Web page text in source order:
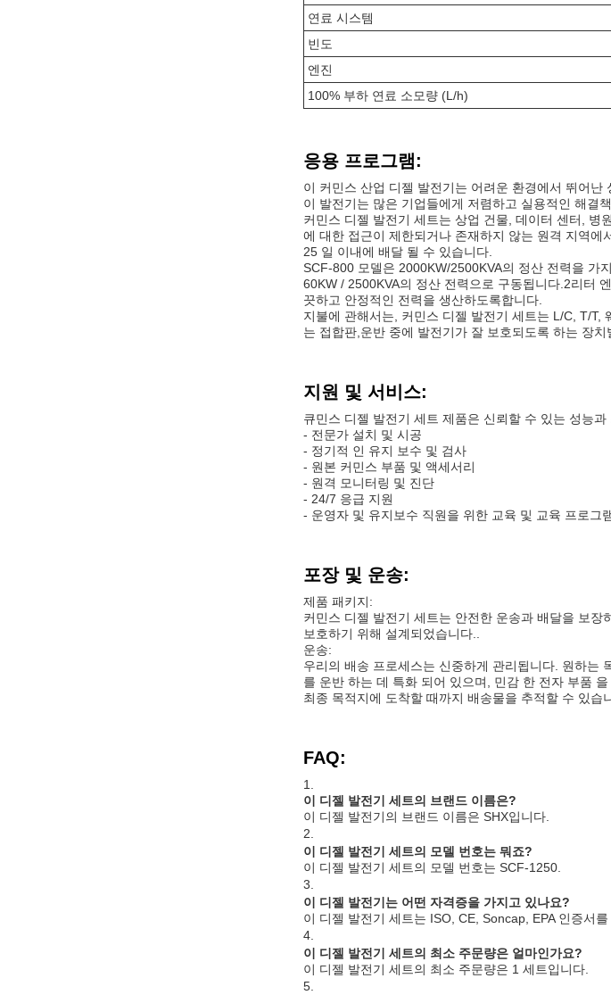
연료 시스템
빈도
엔진
100% 부하 연료 소모량 (L/h)
응용 프로그램:
이 커민스 산업 디젤 발전기는 어려운 환경에서 뛰어난
이 발전기는 많은 기업들에게 저렴하고 실용적인 해결
커민스 디젤 발전기 세트는 상업 건물, 데이터 센터,
에 대한 접근이 제한되거나 존재하지 않는 원격 지역
25 일 이내에 배달 될 수 있습니다.
SCF-800 모델은 2000KW/2500KVA의 정산 전력을 가
60KW / 2500KVA의 정산 전력으로 구동됩니다.2리터
끗하고 안정적인 전력을 생산하도록합니다.
지불에 관해서는, 커민스 디젤 발전기 세트는 L/C, T/
는 접합판,운반 중에 발전기가 잘 보호되도록 하는 장
지원 및 서비스:
큐민스 디젤 발전기 세트 제품은 신뢰할 수 있는 성능
- 전문가 설치 및 시공
- 정기적 인 유지 보수 및 검사
- 원본 커민스 부품 및 액세서리
- 원격 모니터링 및 진단
- 24/7 응급 지원
- 운영자 및 유지보수 직원을 위한 교육 및 교육 프로그
포장 및 운송:
제품 패키지:
커민스 디젤 발전기 세트는 안전한 운송과 배달을 보
보호하기 위해 설계되었습니다..
운송:
우리의 배송 프로세스는 신중하게 관리됩니다. 원하는
를 운반 하는 데 특화 되어 있으며, 민감 한 전자 부품
최종 목적지에 도착할 때까지 배송물을 추적할 수 있습
FAQ:
1.
이 디젤 발전기 세트의 브랜드 이름은?
이 디젤 발전기의 브랜드 이름은 SHX입니다.
2.
이 디젤 발전기 세트의 모델 번호는 뭐죠?
이 디젤 발전기 세트의 모델 번호는 SCF-1250.
3.
이 디젤 발전기는 어떤 자격증을 가지고 있나요?
이 디젤 발전기 세트는 ISO, CE, Soncap, EPA 인증서를
4.
이 디젤 발전기 세트의 최소 주문량은 얼마인가요?
이 디젤 발전기 세트의 최소 주문량은 1 세트입니다.
5.